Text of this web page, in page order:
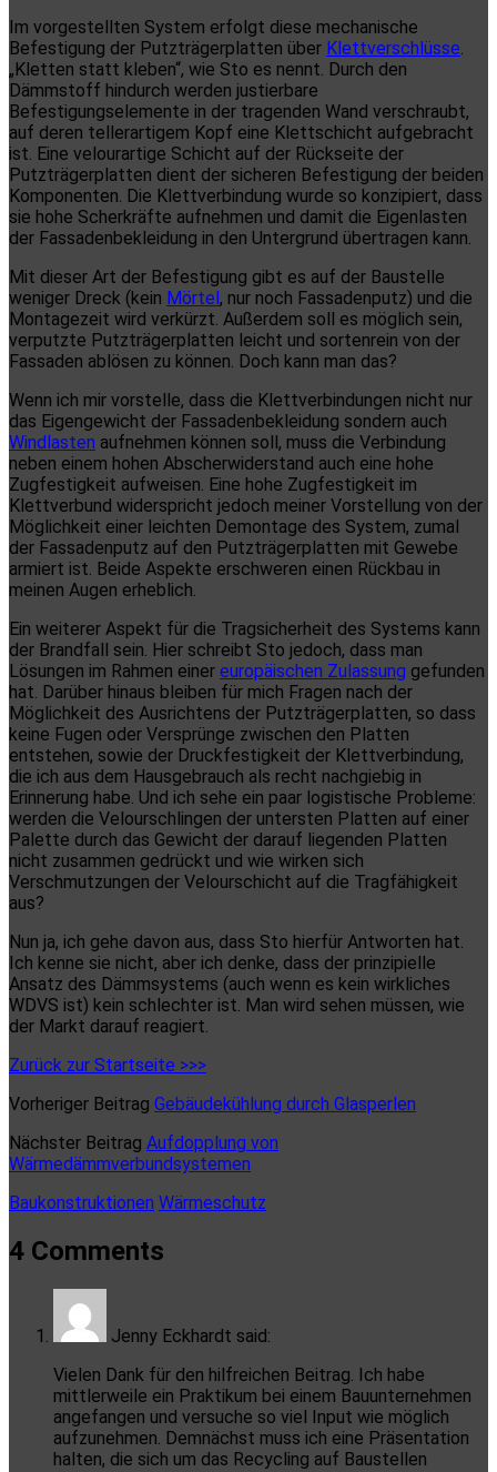
Im vorgestellten System erfolgt diese mechanische
Befestigung der Putzträgerplatten über Klettverschlüsse.
„Kletten statt kleben“, wie Sto es nennt. Durch den
Dämmstoff hindurch werden justierbare
Befestigungselemente in der tragenden Wand verschraubt,
auf deren tellerartigem Kopf eine Klettschicht aufgebracht
ist. Eine velourartige Schicht auf der Rückseite der
Putzträgerplatten dient der sicheren Befestigung der beiden
Komponenten. Die Klettverbindung wurde so konzipiert, dass
sie hohe Scherkräfte aufnehmen und damit die Eigenlasten
der Fassadenbekleidung in den Untergrund übertragen kann.
Mit dieser Art der Befestigung gibt es auf der Baustelle
weniger Dreck (kein Mörtel, nur noch Fassadenputz) und die
Montagezeit wird verkürzt. Außerdem soll es möglich sein,
verputzte Putzträgerplatten leicht und sortenrein von der
Fassaden ablösen zu können. Doch kann man das?
Wenn ich mir vorstelle, dass die Klettverbindungen nicht nur
das Eigengewicht der Fassadenbekleidung sondern auch
Windlasten aufnehmen können soll, muss die Verbindung
neben einem hohen Abscherwiderstand auch eine hohe
Zugfestigkeit aufweisen. Eine hohe Zugfestigkeit im
Klettverbund widerspricht jedoch meiner Vorstellung von der
Möglichkeit einer leichten Demontage des System, zumal
der Fassadenputz auf den Putzträgerplatten mit Gewebe
armiert ist. Beide Aspekte erschweren einen Rückbau in
meinen Augen erheblich.
Ein weiterer Aspekt für die Tragsicherheit des Systems kann
der Brandfall sein. Hier schreibt Sto jedoch, dass man
Lösungen im Rahmen einer europäischen Zulassung gefunden
hat. Darüber hinaus bleiben für mich Fragen nach der
Möglichkeit des Ausrichtens der Putzträgerplatten, so dass
keine Fugen oder Versprünge zwischen den Platten
entstehen, sowie der Druckfestigkeit der Klettverbindung,
die ich aus dem Hausgebrauch als recht nachgiebig in
Erinnerung habe. Und ich sehe ein paar logistische Probleme:
werden die Velourschlingen der untersten Platten auf einer
Palette durch das Gewicht der darauf liegenden Platten
nicht zusammen gedrückt und wie wirken sich
Verschmutzungen der Velourschicht auf die Tragfähigkeit
aus?
Nun ja, ich gehe davon aus, dass Sto hierfür Antworten hat.
Ich kenne sie nicht, aber ich denke, dass der prinzipielle
Ansatz des Dämmsystems (auch wenn es kein wirkliches
WDVS ist) kein schlechter ist. Man wird sehen müssen, wie
der Markt darauf reagiert.
Zurück zur Startseite >>>
Vorheriger Beitrag Gebäudekühlung durch Glasperlen
Nächster Beitrag Aufdopplung von
Wärmedämmverbundsystemen
Baukonstruktionen Wärmeschutz
4 Comments
Jenny Eckhardt said:
Vielen Dank für den hilfreichen Beitrag. Ich habe
mittlerweile ein Praktikum bei einem Bauunternehmen
angefangen und versuche so viel Input wie möglich
aufzunehmen. Demnächst muss ich eine Präsentation
halten, die sich um das Recycling auf Baustellen